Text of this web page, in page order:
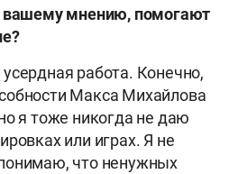
вашему мнению, помогают
работа. Конечно,
Макса Михайлова
я тоже никогда не даю
или играх. Я не
что ненужных